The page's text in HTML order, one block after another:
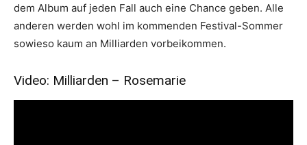
dem Album auf jeden Fall auch eine Chance geben. Alle
anderen werden wohl im kommenden Festival-Sommer
sowieso kaum an Milliarden vorbeikommen.
Video: Milliarden – Rosemarie